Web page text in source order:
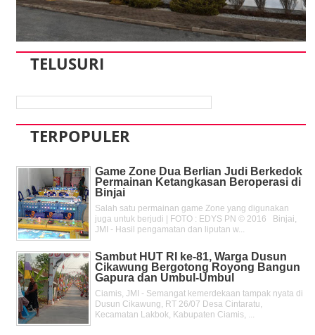
TELUSURI
TERPOPULER
Game Zone Dua Berlian Judi Berkedok
Permainan Ketangkasan Beroperasi di
Binjai
Salah satu permainan game Zone yang digunakan
juga untuk berjudi | FOTO : EDYS PN © 2016 Binjai,
JMI - Hasil pengamatan dan liputan w...
Sambut HUT RI ke-81, Warga Dusun
Cikawung Bergotong Royong Bangun
Gapura dan Umbul-Umbul
Ciamis, JMI - Semangat kemerdekaan tampak nyata di
Dusun Cikawung, RT 26/07 Desa Cintaratu,
Kecamatan Lakbok, Kabupaten Ciamis, ...